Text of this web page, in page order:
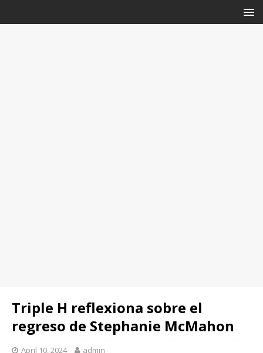
Triple H reflexiona sobre el
regreso de Stephanie McMahon
April 10, 2024 admin